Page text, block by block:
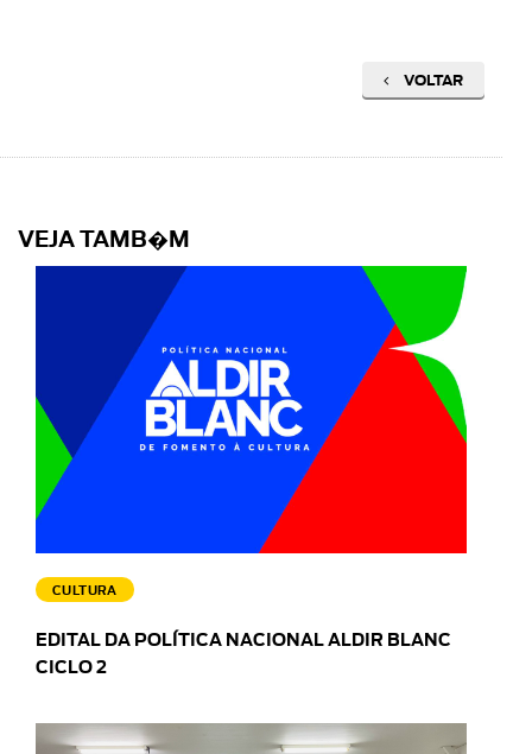
VOLTAR
VEJA TAMB�M
CULTURA
EDITAL DA POLÍTICA NACIONAL ALDIR BLANC
CICLO 2